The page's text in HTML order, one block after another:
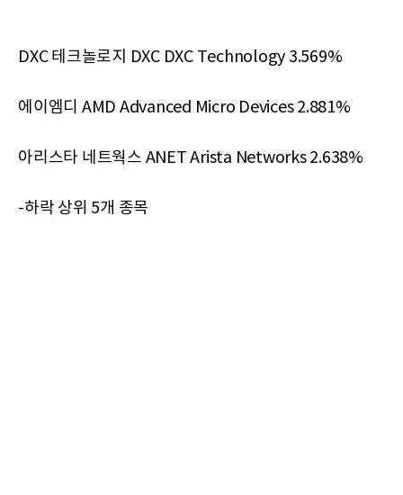
DXC 테크놀로지 DXC DXC Technology 3.569%
에이엠디 AMD Advanced Micro Devices 2.881%
아리스타 네트웍스 ANET Arista Networks 2.638%
-하락 상위 5개 종목